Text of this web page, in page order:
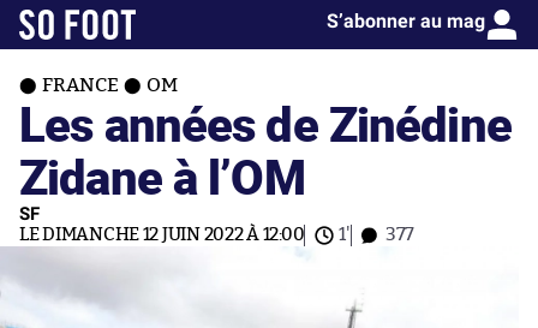
S’abonner au mag
FRANCE OM
Les années de Zinédine
Zidane à l’OM
SF
LE DIMANCHE 12 JUIN 2022 À 12:00 1' 377